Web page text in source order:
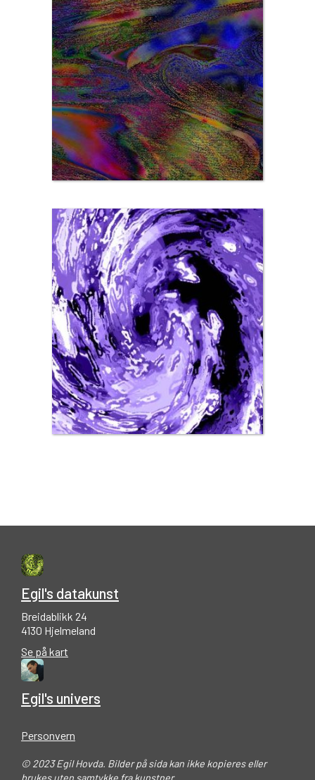
Egil's datakunst
Breidablikk 24
4130 Hjelmeland
Se på kart
Egil's univers
Personvern
© 2023 Egil Hovda. Bilder på sida kan ikke kopieres eller